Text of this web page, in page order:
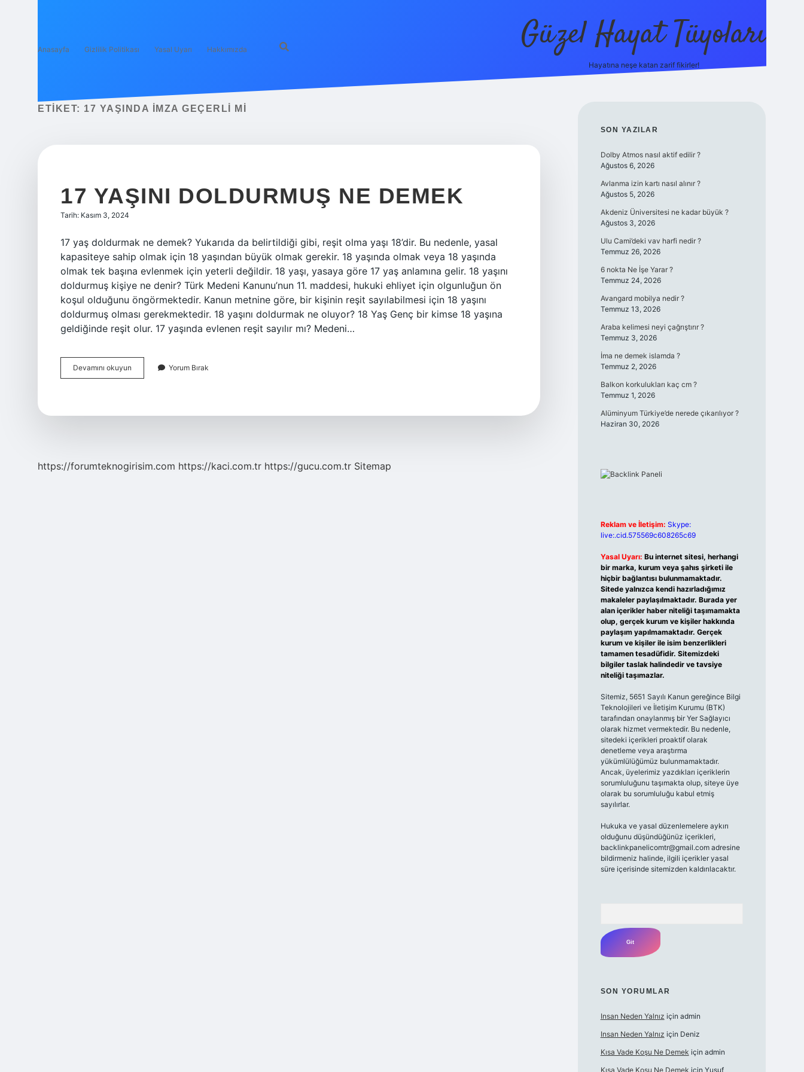
Anasayfa Gizlilik Politikası Yasal Uyarı Hakkımızda Güzel Hayat Tüyoları
Hayatına neşe katan zarif fikirler!
ETIKET: 17 YAŞINDA IMZA GEÇERLI MI
17 YAŞINI DOLDURMUŞ NE DEMEK
Tarih: Kasım 3, 2024
17 yaş doldurmak ne demek? Yukarıda da belirtildiği gibi, reşit olma yaşı 18’dir. Bu nedenle, yasal
kapasiteye sahip olmak için 18 yaşından büyük olmak gerekir. 18 yaşında olmak veya 18 yaşında
olmak tek başına evlenmek için yeterli değildir. 18 yaşı, yasaya göre 17 yaş anlamına gelir. 18 yaşını
doldurmuş kişiye ne denir? Türk Medeni Kanunu’nun 11. maddesi, hukuki ehliyet için olgunluğun ön
koşul olduğunu öngörmektedir. Kanun metnine göre, bir kişinin reşit sayılabilmesi için 18 yaşını
doldurmuş olması gerekmektedir. 18 yaşını doldurmak ne oluyor? 18 Yaş Genç bir kimse 18 yaşına
geldiğinde reşit olur. 17 yaşında evlenen reşit sayılır mı? Medeni…
Devamını okuyun
Yaşını
Yorum Bırak
https://forumteknogirisim.com https://kaci.com.tr https://gucu.com.tr Sitemap
SIDEBAR
SON YAZILAR
Dolby Atmos nasıl aktif edilir ?
Ağustos 6, 2026
Avlanma izin kartı nasıl alınır ?
Ağustos 5, 2026
Akdeniz Üniversitesi ne kadar büyük ?
Ağustos 3, 2026
Ulu Cami’deki vav harfi nedir ?
Temmuz 26, 2026
6 nokta Ne İşe Yarar ?
Temmuz 24, 2026
Avangard mobilya nedir ?
Temmuz 13, 2026
Araba kelimesi neyi çağrıştırır ?
Temmuz 3, 2026
İma ne demek islamda ?
Temmuz 2, 2026
Balkon korkulukları kaç cm ?
Temmuz 1, 2026
Alüminyum Türkiye’de nerede çıkarılıyor ?
Haziran 30, 2026
Reklam ve İletişim: Skype:
live:.cid.575569c608265c69
Yasal Uyarı: Bu internet sitesi, herhangi
bir marka, kurum veya şahıs şirketi ile
hiçbir bağlantısı bulunmamaktadır.
Sitede yalnızca kendi hazırladığımız
makaleler paylaşılmaktadır. Burada yer
alan içerikler haber niteliği taşımamakta
olup, gerçek kurum ve kişiler hakkında
paylaşım yapılmamaktadır. Gerçek
kurum ve kişiler ile isim benzerlikleri
tamamen tesadüfidir. Sitemizdeki
bilgiler taslak halindedir ve tavsiye
niteliği taşımazlar.
Sitemiz, 5651 Sayılı Kanun gereğince Bilgi
Teknolojileri ve İletişim Kurumu (BTK)
tarafından onaylanmış bir Yer Sağlayıcı
olarak hizmet vermektedir. Bu nedenle,
sitedeki içerikleri proaktif olarak
denetleme veya araştırma
yükümlülüğümüz bulunmamaktadır.
Ancak, üyelerimiz yazdıkları içeriklerin
sorumluluğunu taşımakta olup, siteye üye
olarak bu sorumluluğu kabul etmiş
sayılırlar.
Hukuka ve yasal düzenlemelere aykırı
olduğunu düşündüğünüz içerikleri,
backlinkpanelicomtr@gmail.comadresine
bildirmeniz halinde, ilgili içerikler yasal
süre içerisinde sitemizden kaldırılacaktır.
SON YORUMLAR
Insan Neden Yalnız için admin
Insan Neden Yalnız için Deniz
Kısa Vade Koşu Ne Demek için admin
Kısa Vade Koşu Ne Demek için Yusuf